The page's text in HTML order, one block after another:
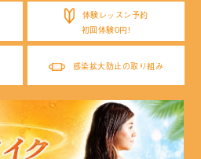
体験レッスン予約
初回体験0円!
感染拡大防止の取り組み